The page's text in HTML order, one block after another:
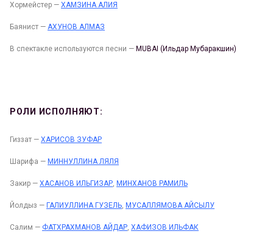
Хормейстер — ХАМЗИНА АЛИЯ
Баянист — АХУНОВ АЛМАЗ
В спектакле используются песни — MUBAI (Ильдар Мубаракшин)
РОЛИ ИСПОЛНЯЮТ:
Гиззат — ХАРИСОВ ЗУФАР
Шарифа — МИННУЛЛИНА ЛЯЛЯ
Закир — ХАСАНОВ ИЛЬГИЗАР, МИНХАНОВ РАМИЛЬ
Йолдыз — ГАЛИУЛЛИНА ГУЗЕЛЬ, МУСАЛЛЯМОВА АЙСЫЛУ
Салим — ФАТХРАХМАНОВ АЙДАР, ХАФИЗОВ ИЛЬФАК